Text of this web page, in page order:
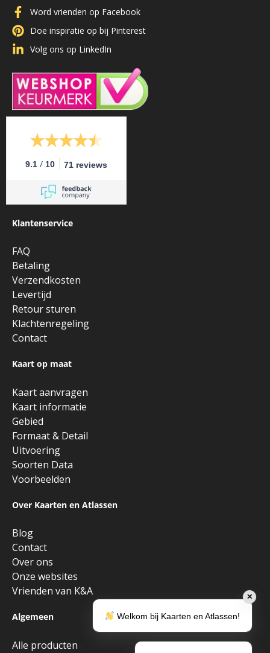
Word vrienden op Facebook
Doe inspiratie op bij Pinterest
Volg ons op LinkedIn
9.1 / 10 71 reviews
Klantenservice
FAQ
Betaling
Verzendkosten
Levertijd
Retour sturen
Klachtenregeling
Contact
Kaart op maat
Kaart aanvragen
Kaart informatie
Gebied
Formaat & Detail
Uitvoering
Soorten Data
Voorbeelden
Over Kaarten en Atlassen
Blog
Contact
Over ons
Onze websites
Vrienden van K&A
Algemeen
Alle producten
✕
Welkom bij Kaarten en Atlassen!